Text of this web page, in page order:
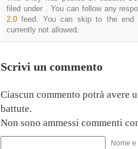
filed under . You can follow any
2.0 feed. You can skip to the end
currently not allowed.
Scrivi un commento
Ciascun commento potrà avere
battute.
Non sono ammessi commenti
Nome